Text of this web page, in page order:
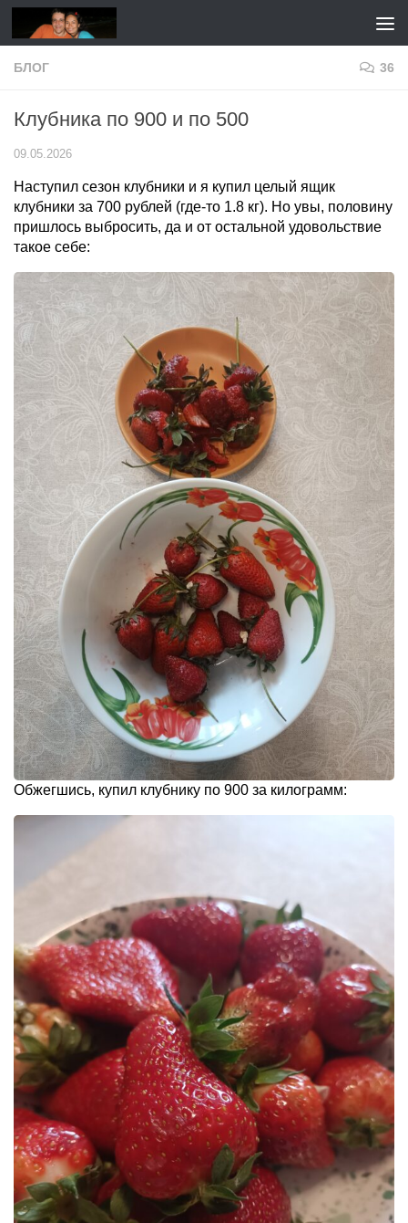
Перейти к содержимому
БЛОГ 36
Клубника по 900 и по 500
09.05.2026
Наступил сезон клубники и я купил целый ящик
клубники за 700 рублей (где-то 1.8 кг). Но увы, половину
пришлось выбросить, да и от остальной удовольствие
такое себе:
Обжегшись, купил клубнику по 900 за килограмм: